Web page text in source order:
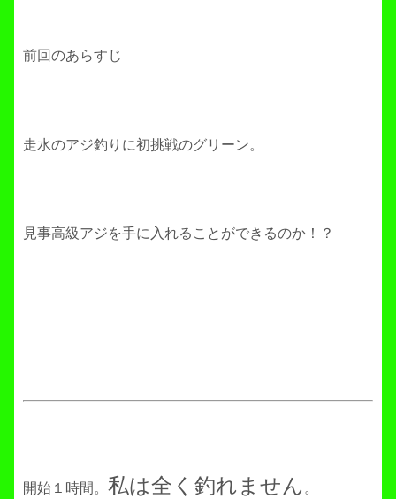
前回のあらすじ
走水のアジ釣りに初挑戦のグリーン。
見事高級アジを手に入れることができるのか！？
開始１時間。 私は全く釣れません 。